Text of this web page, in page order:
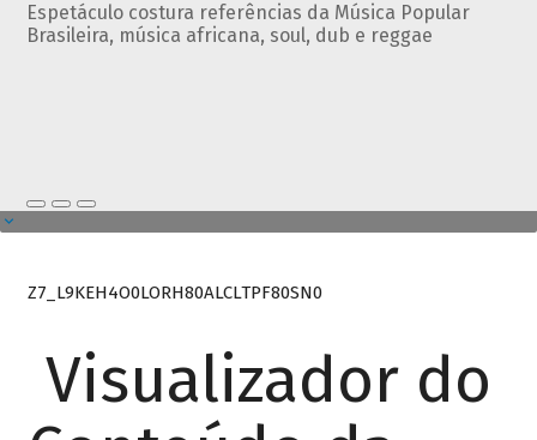
Espetáculo costura referências da Música Popular
Brasileira, música africana, soul, dub e reggae
Z7_L9KEH4O0LORH80ALCLTPF80SN0
Visualizador do